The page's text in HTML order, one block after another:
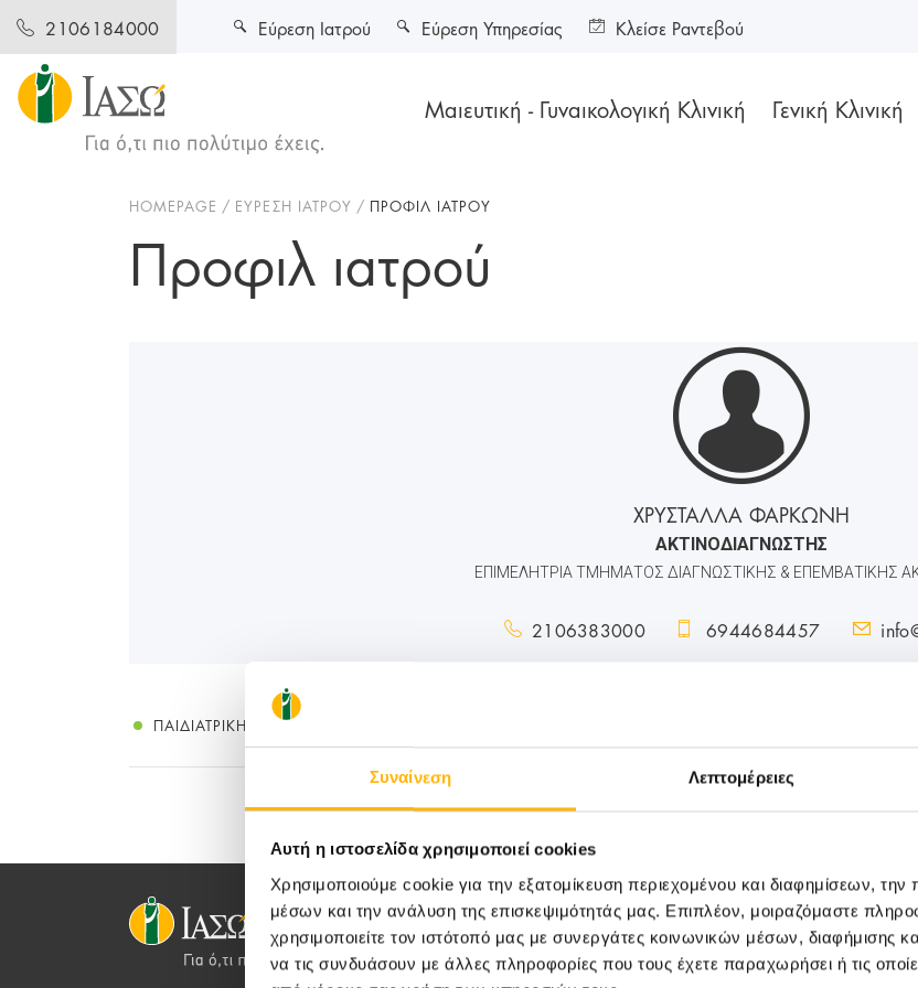
Συναίνεση Λεπτομέρειες
Αυτή η ιστοσελίδα χρησιμοποιεί cookies
Χρησιμοποιούμε cookie για την εξατομίκευση περιεχομένου και διαφημίσεων,
μέσων και την ανάλυση της επισκεψιμότητάς μας. Επιπλέον, μοιραζόμαστε
χρησιμοποιείτε τον ιστότοπό μας με συνεργάτες κοινωνικών μέσων, διαφήμισης
να τις συνδυάσουν με άλλες πληροφορίες που τους έχετε παραχωρήσει ή τις
2106184000
Μαιευτική - Γυναικολογική Κλινική Γενική Κλινική
Εύρεση Ιατρού Εύρεση Υπηρεσίας Κλείσε Ραντεβού
HOMEPAGE ΕΥΡΕΣΗ ΙΑΤΡΟΥ ΠΡΟΦΙΛ ΙΑΤΡΟΥ
Προφιλ ιατρού
ΧΡΥΣΤΑΛΛΑ ΦΑΡΚΩΝΗ
ΑΚΤΙΝΟΔΙΑΓΝΩΣΤΗΣ
ΕΠΙΜΕΛΗΤΡΙΑ ΤΜΗΜΑΤΟΣ ΔΙΑΓΝΩΣΤΙΚΗΣ & ΕΠΕΜΒΑΤΙΚΗΣ
2106383000 6944684457
ΠΑΙΔΙΑΤΡΙΚΉ